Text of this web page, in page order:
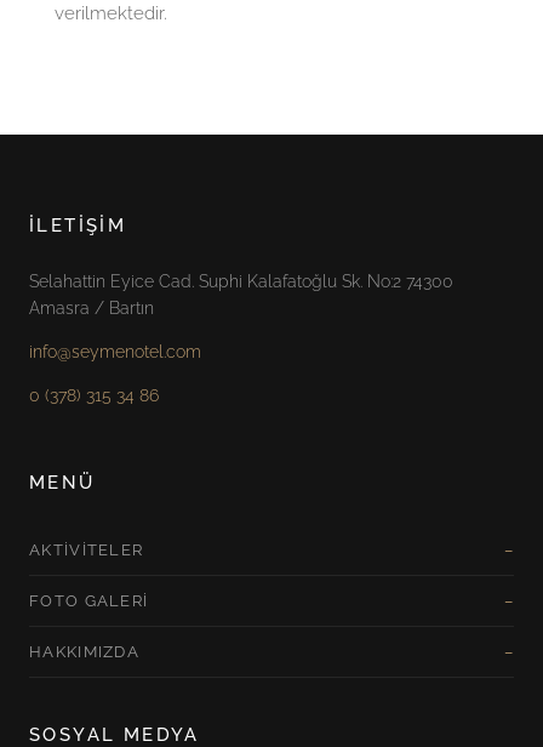
verilmektedir.
İLETIŞIM
Selahattin Eyice Cad. Suphi Kalafatoğlu Sk. No:2 74300
Amasra / Bartın
info@seymenotel.com
0 (378) 315 34 86
MENÜ
AKTIVITELER
FOTO GALERI
HAKKIMIZDA
SOSYAL MEDYA